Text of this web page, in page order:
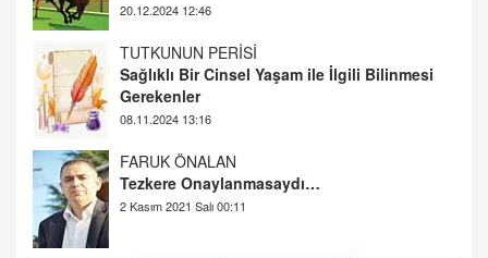
20.12.2024 12:46
TUTKUNUN PERİSİ
Sağlıklı Bir Cinsel Yaşam ile İlgili Bilinmesi
Gerekenler
08.11.2024 13:16
FARUK ÖNALAN
Tezkere Onaylanmasaydı…
2 Kasım 2021 Salı 00:11